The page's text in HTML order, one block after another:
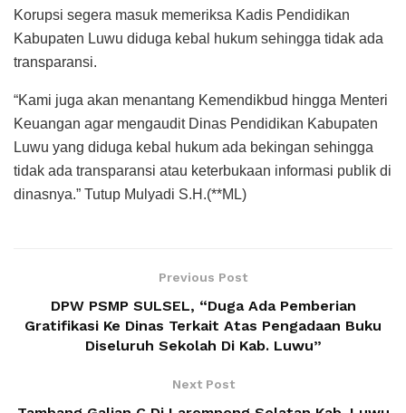
Korupsi segera masuk memeriksa Kadis Pendidikan
Kabupaten Luwu diduga kebal hukum sehingga tidak ada
transparansi.
“Kami juga akan menantang Kemendikbud hingga Menteri
Keuangan agar mengaudit Dinas Pendidikan Kabupaten
Luwu yang diduga kebal hukum ada bekingan sehingga
tidak ada transparansi atau keterbukaan informasi publik di
dinasnya.” Tutup Mulyadi S.H.(**ML)
Previous Post
DPW PSMP SULSEL, “Duga Ada Pemberian
Gratifikasi Ke Dinas Terkait Atas Pengadaan Buku
Diseluruh Sekolah Di Kab. Luwu”
Next Post